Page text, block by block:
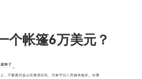
个帐篷6万美元？